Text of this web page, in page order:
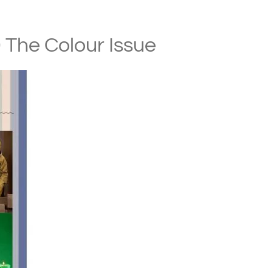
Colour Issue